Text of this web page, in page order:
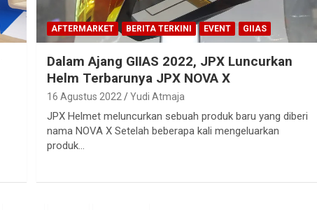
AFTERMARKET BERITA TERKINI EVENT GIIAS
Dalam Ajang GIIAS 2022, JPX Luncurkan
Helm Terbarunya JPX NOVA X
16 Agustus 2022 Yudi Atmaja
JPX Helmet meluncurkan sebuah produk baru yang diberi
nama NOVA X Setelah beberapa kali mengeluarkan
produk…